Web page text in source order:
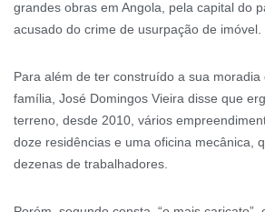
grandes obras em Angola, pela capital do
acusado do crime de usurpação de imóvel.
Para além de ter construído a sua moradia
família, José Domingos Vieira disse que
terreno, desde 2010, vários
doze residências e uma oficina mecânica,
dezenas de trabalhadores.